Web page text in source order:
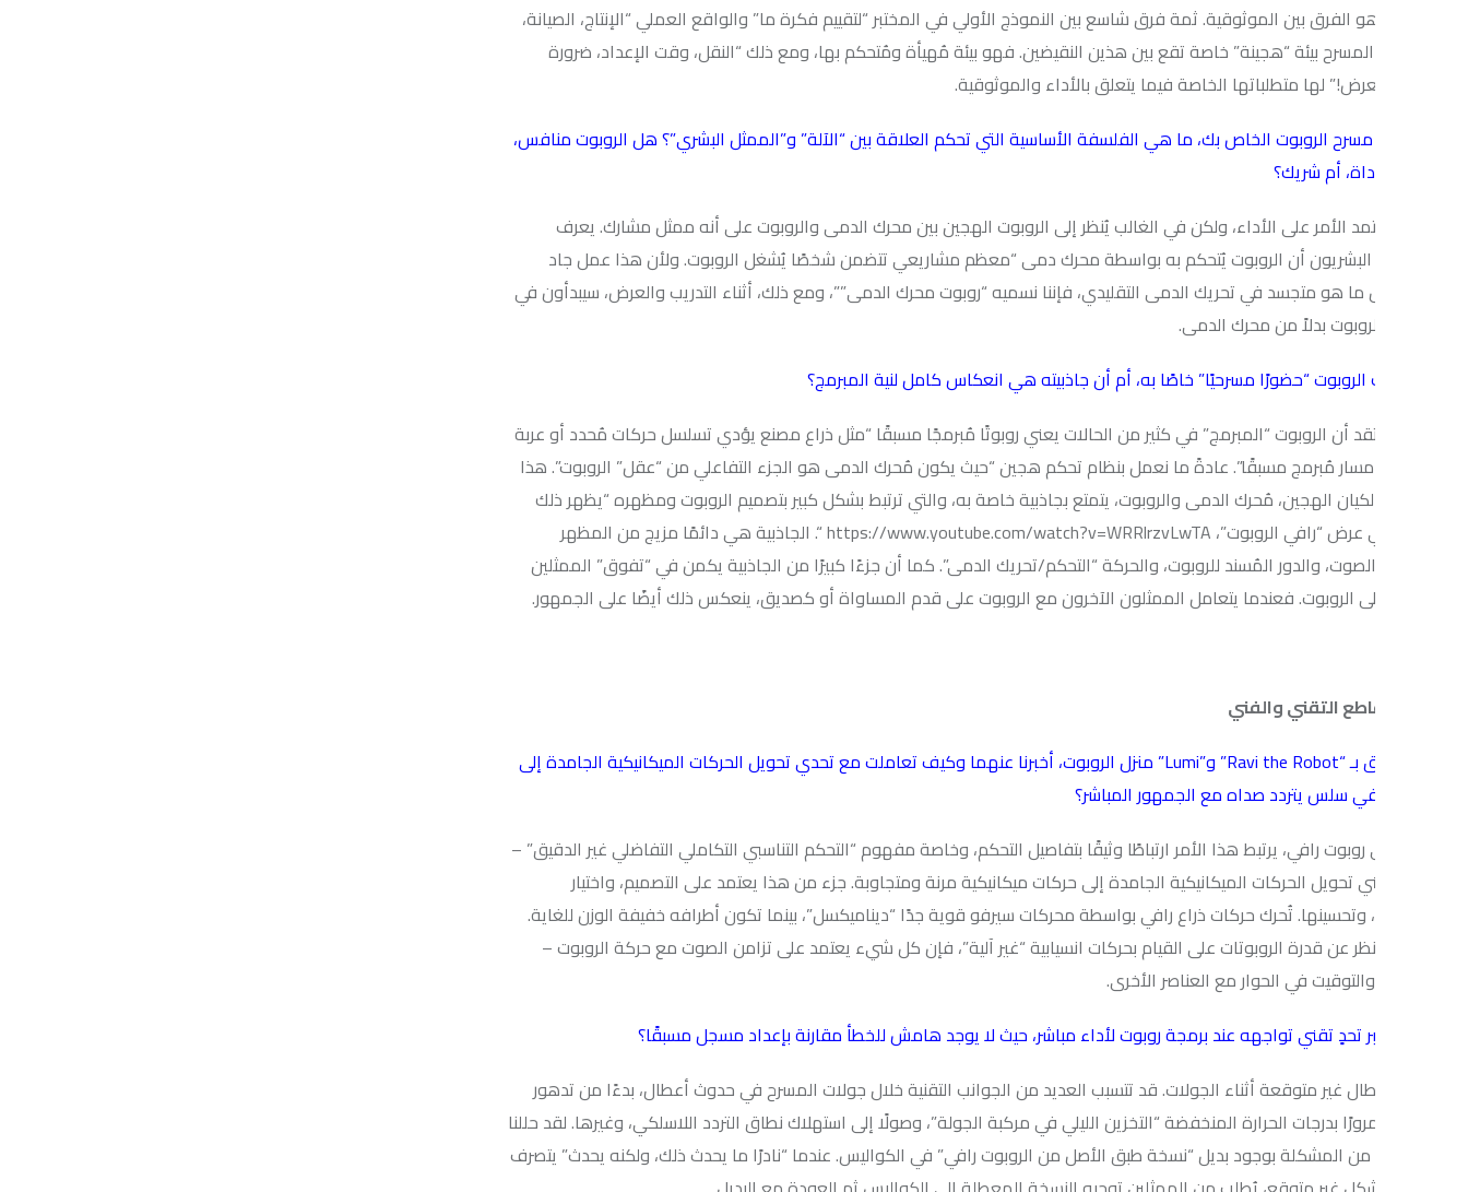
الفرق بين الموثوقية. ثمة فرق شاسع بين النموذج الأولي في المختبر “لتقييم فكرة ما” والواقع العملي “الإنتاج، الصيانة،
المسرح بيئة “هجينة” خاصة تقع بين هذين النقيضين. فهو بيئة مُهيأة ومُتحكم بها، ومع ذلك “النقل، وقت الإعداد، ضرورة
لها متطلباتها الخاصة فيما يتعلق بالأداء والموثوقية.
الروبوت الخاص بك، ما هي الفلسفة الأساسية التي تحكم العلاقة بين “الآلة” و”الممثل البشري”؟ هل الروبوت منافس،
أم شريك؟
الأمر على الأداء، ولكن في الغالب يُنظر إلى الروبوت الهجين بين محرك الدمى والروبوت على أنه ممثل مشارك. يعرف
البشريون أن الروبوت يُتحكم به بواسطة محرك دمى “معظم مشاريعي تتضمن شخصًا يُشغل الروبوت. ولأن هذا عمل جاد
ما هو متجسد في تحريك الدمى التقليدي، فإننا نسميه “روبوت محرك الدمى””، ومع ذلك، أثناء التدريب والعرض، سيبدأون في
بدلاً من محرك الدمى.
“حضورًا مسرحيًا” خاصًا به، أم أن جاذبيته هي انعكاس كامل لنية المبرمج؟
أن الروبوت “المبرمج” في كثير من الحالات يعني روبوتًا مُبرمجًا مسبقًا “مثل ذراع مصنع يؤدي تسلسل حركات مُحدد أو عربة
مُبرمج مسبقًا”. عادةً ما نعمل بنظام تحكم هجين “حيث يكون مُحرك الدمى هو الجزء التفاعلي من “عقل” الروبوت”. هذا
الهجين، مُحرك الدمى والروبوت، يتمتع بجاذبية خاصة به، والتي ترتبط بشكل كبير بتصميم الروبوت ومظهره “يظهر ذلك
بوضوح في عرض “رافي الروبوت”، https://www.youtube.com/watch?v=WRRlrzvLwTA “. الجاذبية هي دائمًا مزيج من المظهر
والدور المُسند للروبوت، والحركة “التحكم/تحريك الدمى”. كما أن جزءًا كبيرًا من الجاذبية يكمن في “تفوق” الممثلين
الروبوت. فعندما يتعامل الممثلون الآخرون مع الروبوت على قدم المساواة أو كصديق، ينعكس ذلك أيضًا على الجمهور.
التقني والفني
فيما يتعلق بـ “Ravi the Robot” و”Lumi” منزل الروبوت، أخبرنا عنهما وكيف تعاملت مع تحدي تحويل الحركات الميكانيكية الجامدة إلى
سلس يتردد صداه مع الجمهور المباشر؟
رافي، يرتبط هذا الأمر ارتباطًا وثيقًا بتفاصيل التحكم، وخاصة مفهوم “التحكم التناسبي التكاملي التفاضلي غير الدقيق” –
تحويل الحركات الميكانيكية الجامدة إلى حركات ميكانيكية مرنة ومتجاوبة. جزء من هذا يعتمد على التصميم، واختيار
وتحسينها. تُحرك حركات ذراع رافي بواسطة محركات سيرفو قوية جدًا “ديناميكسل”، بينما تكون أطرافه خفيفة الوزن للغاية.
عن قدرة الروبوتات على القيام بحركات انسيابية “غير آلية”، فإن كل شيء يعتمد على تزامن الصوت مع حركة الروبوت –
في الحوار مع العناصر الأخرى.
تحدٍ تقني تواجهه عند برمجة روبوت لأداء مباشر، حيث لا يوجد هامش للخطأ مقارنة بإعداد مسجل مسبقًا؟
غير متوقعة أثناء الجولات. قد تتسبب العديد من الجوانب التقنية خلال جولات المسرح في حدوث أعطال، بدءًا من تدهور
بدرجات الحرارة المنخفضة “التخزين الليلي في مركبة الجولة”، وصولًا إلى استهلاك نطاق التردد اللاسلكي، وغيرها. لقد حللنا
من المشكلة بوجود بديل “نسخة طبق الأصل من الروبوت رافي” في الكواليس. عندما “نادرًا ما يحدث ذلك، ولكنه يحدث” يتصرف